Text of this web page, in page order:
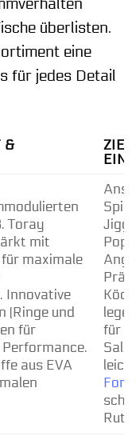
überlisten.
eine
für jedes Detail
&
Toray
mit
maximale
Innovative
(Ringe und
für
aus EVA
für